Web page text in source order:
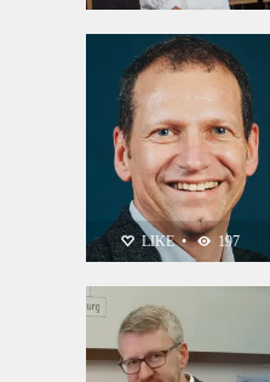
LIKE • 197
PERSONNALITÉS